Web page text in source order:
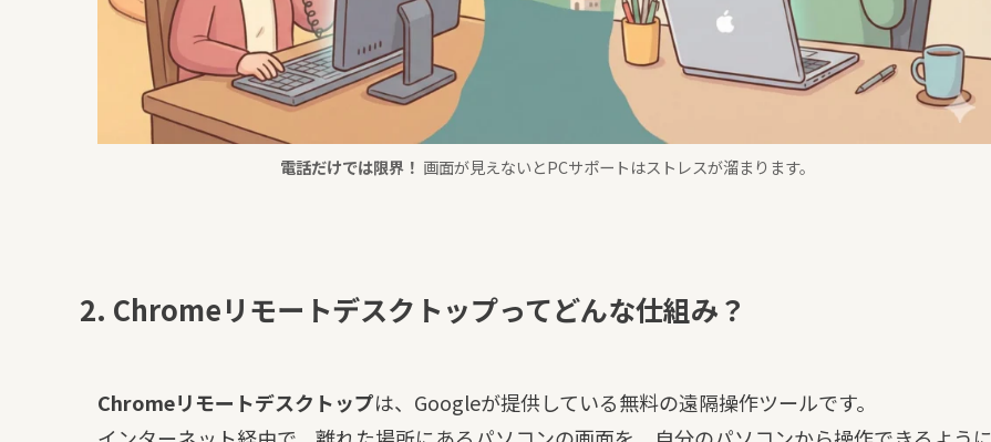
電話だけでは限界！ 画面が見えないとPCサポートはストレスが溜まります。
2. Chromeリモートデスクトップってどんな仕組み？
Chromeリモートデスクトップは、Googleが提供している無料の遠隔操作ツールです。